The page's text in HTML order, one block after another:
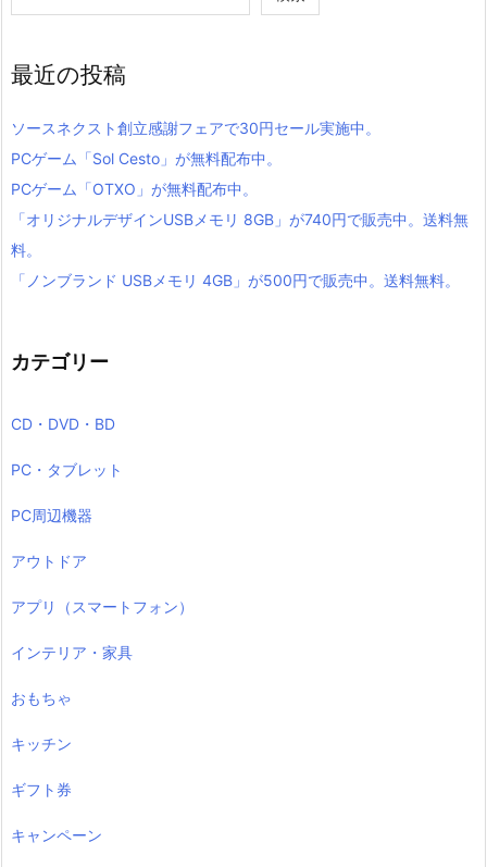
最近の投稿
ソースネクスト創立感謝フェアで30円セール実施中。
PCゲーム「Sol Cesto」が無料配布中。
PCゲーム「OTXO」が無料配布中。
「オリジナルデザインUSBメモリ 8GB」が740円で販売中。送料無
料。
「ノンブランド USBメモリ 4GB」が500円で販売中。送料無料。
カテゴリー
CD・DVD・BD
PC・タブレット
PC周辺機器
アウトドア
アプリ（スマートフォン）
インテリア・家具
おもちゃ
キッチン
ギフト券
キャンペーン